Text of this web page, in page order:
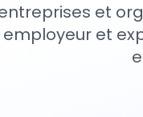
et
et